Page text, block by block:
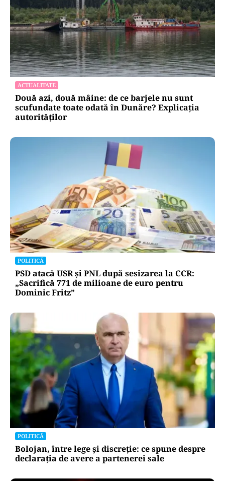
ACTUALITATE
Două azi, două mâine: de ce barjele nu sunt
scufundate toate odată în Dunăre? Explicația
autorităților
POLITICĂ
PSD atacă USR și PNL după sesizarea la CCR:
„Sacrifică 771 de milioane de euro pentru
Dominic Fritz”
POLITICĂ
Bolojan, între lege și discreție: ce spune despre
declarația de avere a partenerei sale